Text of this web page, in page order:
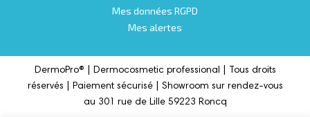
Mes données RGPD
Mes alertes
DermoPro® | Dermocosmetic professional |
Tous droits
réservés | Paiement sécurisé | Showroom sur rendez-vous
au 301 rue de Lille 59223 Roncq